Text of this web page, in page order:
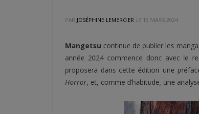
PAR JOSÉPHINE LEMERCIER LE 13 MARS 2024
Mangetsu continue de publier les
année 2024 commence donc avec le
proposera dans cette édition une
Horror, et, comme d’habitude, une